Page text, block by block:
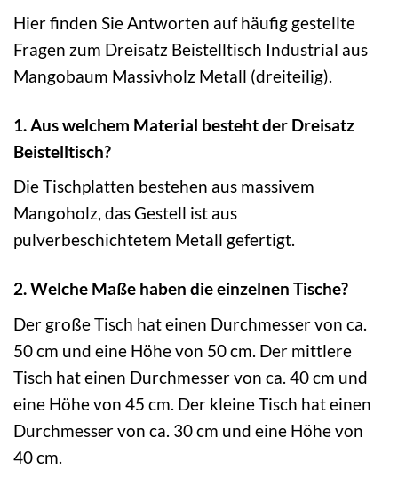
Hier finden Sie Antworten auf häufig gestellte
Fragen zum Dreisatz Beistelltisch Industrial aus
Mangobaum Massivholz Metall (dreiteilig).
1. Aus welchem Material besteht der Dreisatz
Beistelltisch?
Die Tischplatten bestehen aus massivem
Mangoholz, das Gestell ist aus
pulverbeschichtetem Metall gefertigt.
2. Welche Maße haben die einzelnen Tische?
Der große Tisch hat einen Durchmesser von ca.
50 cm und eine Höhe von 50 cm. Der mittlere
Tisch hat einen Durchmesser von ca. 40 cm und
eine Höhe von 45 cm. Der kleine Tisch hat einen
Durchmesser von ca. 30 cm und eine Höhe von
40 cm.